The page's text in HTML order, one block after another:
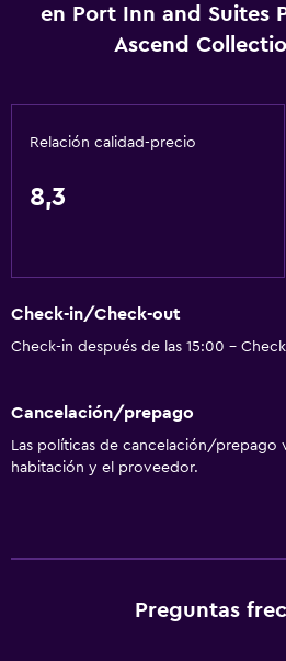
Tetera/cafetera
Cocineta
Sillas de playa
Mascotas permitidas bajo
en Port Inn and Suites
Ascend
Relación calidad-precio
8,3
Check-in/Check-out
Check-in después de las 15:00 -
Cancelación/prepago
Las políticas de cancelación/prepago
habitación y el proveedor.
Preguntas